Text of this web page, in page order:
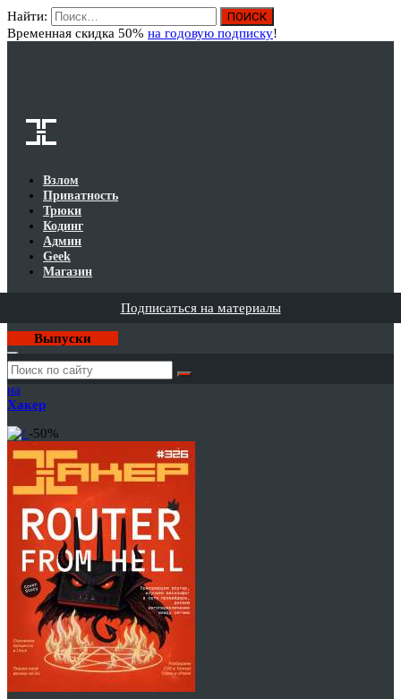
Найти:
Временная скидка 50% на годовую подписку!
Взлом
Приватность
Трюки
Кодинг
Админ
Geek
Магазин
Подписаться на материалы
Выпуски
Годовая
подписка
на
Хакер
-50%